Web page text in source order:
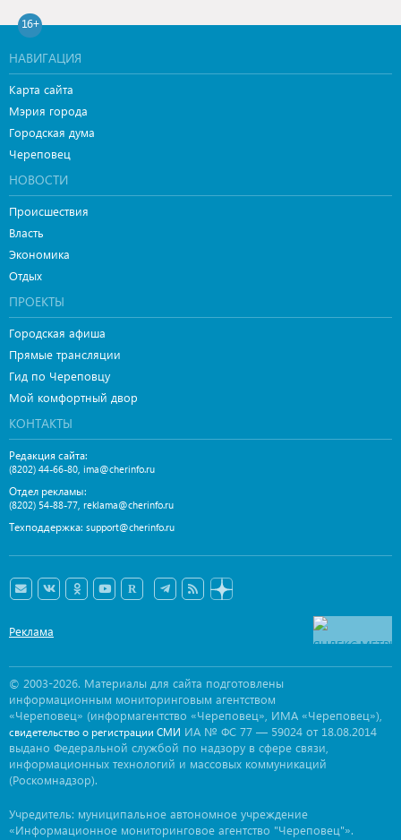
16+
НАВИГАЦИЯ
Карта сайта
Мэрия города
Городская дума
Череповец
НОВОСТИ
Происшествия
Власть
Экономика
Отдых
ПРОЕКТЫ
Городская афиша
Прямые трансляции
Гид по Череповцу
Мой комфортный двор
КОНТАКТЫ
Редакция сайта:
(8202) 44-66-80, ima@cherinfo.ru
Отдел рекламы:
(8202) 54-88-77, reklama@cherinfo.ru
Техподдержка: support@cherinfo.ru
Реклама
© 2003-2026. Материалы для сайта подготовлены
информационным мониторинговым агентством
«Череповец» (информагентство «Череповец», ИМА «Череповец»),
свидетельство о регистрации СМИ ИА № ФС 77 — 59024 от 18.08.2014
выдано Федеральной службой по надзору в сфере связи,
информационных технологий и массовых коммуникаций
(Роскомнадзор).
Учредитель: муниципальное автономное учреждение
«Информационное мониторинговое агентство "Череповец"».